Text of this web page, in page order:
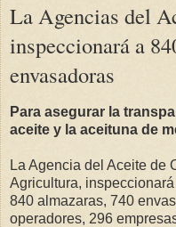
La Agencias del
inspeccionará a
envasadoras
Para asegurar la
aceite y la aceituna de
La Agencia del Aceite de
Agricultura,
840 almazaras, 740
operadores, 296